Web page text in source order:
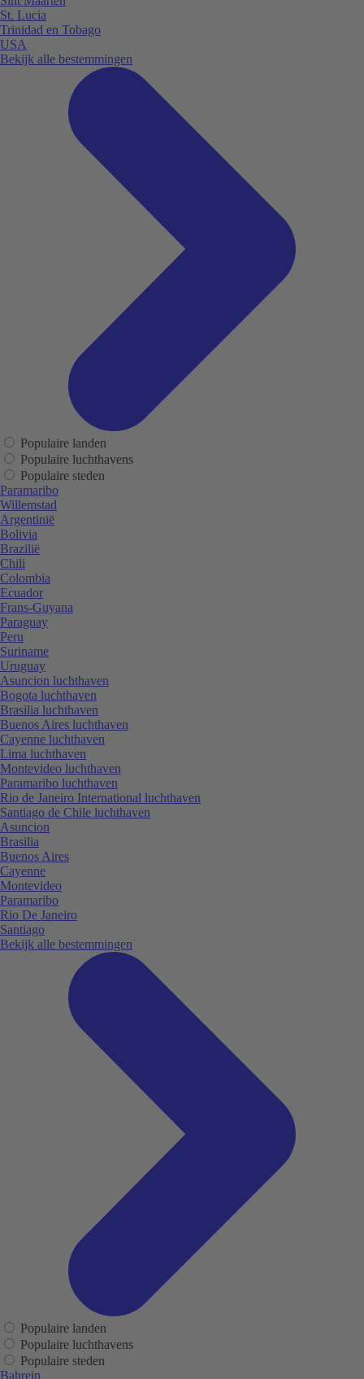
St. Lucia
Trinidad en Tobago
USA
Bekijk alle bestemmingen
Populaire landen
Populaire luchthavens
Populaire steden
Paramaribo
Willemstad
Argentinië
Bolivia
Brazilië
Chili
Colombia
Ecuador
Frans-Guyana
Paraguay
Peru
Suriname
Uruguay
Asuncion luchthaven
Bogota luchthaven
Brasilia luchthaven
Buenos Aires luchthaven
Cayenne luchthaven
Lima luchthaven
Montevideo luchthaven
Paramaribo luchthaven
Rio de Janeiro International luchthaven
Santiago de Chile luchthaven
Asuncion
Brasilia
Buenos Aires
Cayenne
Montevideo
Paramaribo
Rio De Janeiro
Santiago
Bekijk alle bestemmingen
Populaire landen
Populaire luchthavens
Populaire steden
Bahrein